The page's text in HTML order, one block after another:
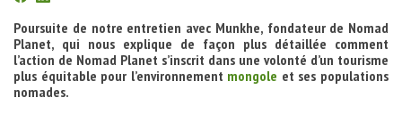
Thèmes
OK
Poursuite de notre entretien avec Munkhe, fondateur de Nomad
Planet, qui nous explique de façon plus détaillée comment
l’action de Nomad Planet s’inscrit dans une volonté d’un tourisme
plus équitable pour l’environnement mongole et ses populations
nomades.